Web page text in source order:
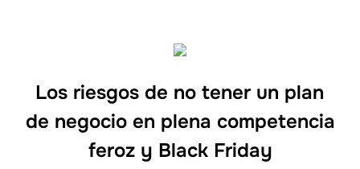
Los riesgos de no tener un plan
de negocio en plena competencia
feroz y Black Friday